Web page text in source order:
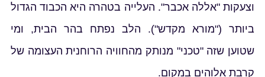
וצעקות "אללה אכבר". העלייה בטהרה היא הכבוד הגדול
ביותר ("מורא מקדש"). הלב נפתח בהר הבית, ומי
שטוען שזה "טכני" מנותק מהחוויה הרוחנית העצומה של
קרבת אלוהים במקום.